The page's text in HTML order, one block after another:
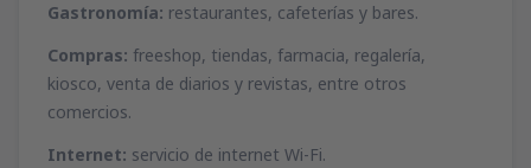
Gastronomía: restaurantes, cafeterías y bares.
Compras: freeshop, tiendas, farmacia, regalería,
kiosco, venta de diarios y revistas, entre otros
comercios.
Internet: servicio de internet Wi-Fi.